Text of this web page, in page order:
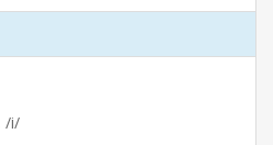
/i/